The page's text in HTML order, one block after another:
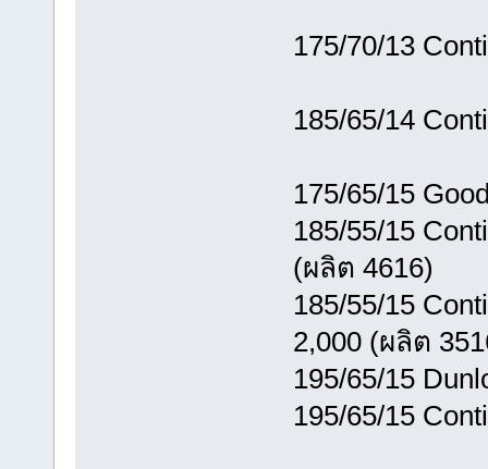
175/70/13
185/65/14
175/65/15
185/55/15
(ผลิต 4616)
185/55/15
2,000 (ผลิต
195/65/15
195/65/15